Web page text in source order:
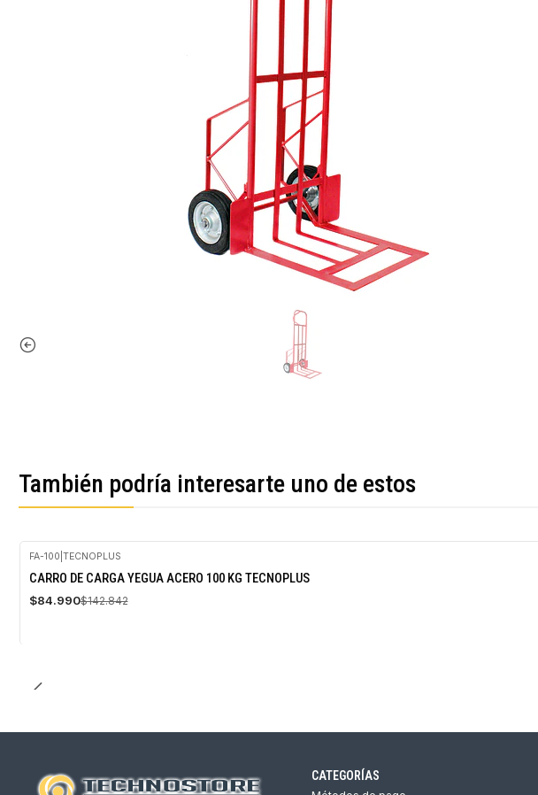
También podría interesarte uno de estos
-41%
OFF
FA-100 TECNOPLUS
CARRO DE CARGA YEGUA ACERO 100 KG TECNOPLUS
$84.990$142.842
CATEGORÍAS